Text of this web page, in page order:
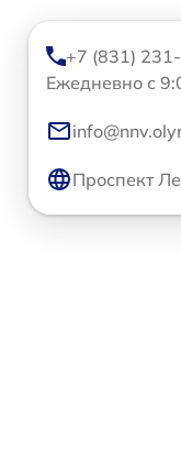
+7 (831)
Ежедневно с
Проспект